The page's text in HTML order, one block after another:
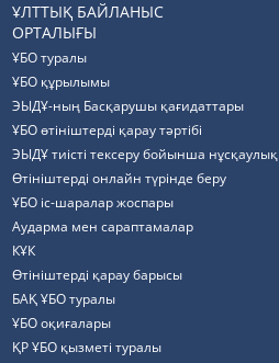
ҰЛТТЫҚ БАЙЛАНЫС
ОРТАЛЫҒЫ
ҰБО туралы
ҰБО құрылымы
ЭЫДҰ-ның Басқарушы қағидаттары
ҰБО өтініштерді қарау тәртібі
ЭЫДҰ тиісті тексеру бойынша нұсқаулық
Өтініштерді онлайн түрінде беру
ҰБО іс-шаралар жоспары
Аударма мен сараптамалар
КҰК
Өтініштерді қарау барысы
БАҚ ҰБО туралы
ҰБО оқиғалары
ҚР ҰБО қызметі туралы